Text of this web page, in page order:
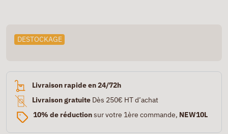
DESTOCKAGE
Livraison rapide en 24/72h
Livraison gratuite Dès 250€ HT d’achat
10% de réductionsur votre 1ère commande, NEW10L